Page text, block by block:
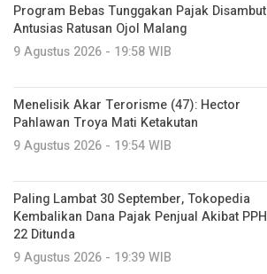
Program Bebas Tunggakan Pajak Disambut
Antusias Ratusan Ojol Malang
9 Agustus 2026 - 19:58 WIB
Menelisik Akar Terorisme (47): Hector
Pahlawan Troya Mati Ketakutan
9 Agustus 2026 - 19:54 WIB
Paling Lambat 30 September, Tokopedia
Kembalikan Dana Pajak Penjual Akibat PPH
22 Ditunda
9 Agustus 2026 - 19:39 WIB